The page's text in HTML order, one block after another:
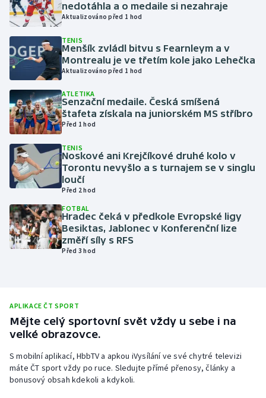
Judo
Krasobruslení
Lezení
Lyže a snowboard
Moderní pětiboj
Motorsport
Olympijské hry
Parasport
Plavání
Ragby
Rychlobruslení
Rychlostní kanoistika
nedotáhla a o medaile si nezahraje
Aktualizováno před 1 hod
TENIS
Menšík zvládl bitvu s Fearnleym a v
Montrealu je ve třetím kole jako Lehečka
Aktualizováno před 1 hod
ATLETIKA
Senzační medaile. Česká smíšená
štafeta získala na juniorském MS stříbro
Před 1 hod
TENIS
Noskové ani Krejčíkové druhé kolo v
Torontu nevyšlo a s turnajem se v singlu
loučí
Před 2 hod
FOTBAL
Hradec čeká v předkole Evropské ligy
Besiktas, Jablonec v Konferenční lize
změří síly s RFS
Před 3 hod
APLIKACE ČT SPORT
Mějte celý sportovní svět vždy u sebe i na
velké obrazovce.
S mobilní aplikací, HbbTV a apkou iVysílání ve své chytré televizi
máte ČT sport vždy po ruce. Sledujte přímé přenosy, články a
bonusový obsah kdekoli a kdykoli.